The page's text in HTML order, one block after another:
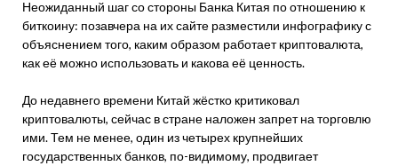
Неожиданный шаг со стороны Банка Китая по отношению к
биткоину: позавчера на их сайте разместили инфографику с
объяснением того, каким образом работает криптовалюта,
как её можно использовать и какова её ценность.
До недавнего времени Китай жёстко критиковал
криптовалюты, сейчас в стране наложен запрет на торговлю
ими. Тем не менее, один из четырех крупнейших
государственных банков, по-видимому, продвигает